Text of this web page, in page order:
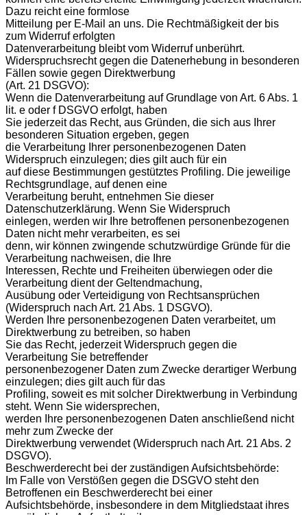
Dazu reicht eine formlose
Mitteilung per E-Mail an uns. Die Rechtmäßigkeit der bis
zum Widerruf erfolgten
Datenverarbeitung bleibt vom Widerruf unberührt.
Widerspruchsrecht gegen die Datenerhebung in besonderen
Fällen sowie gegen Direktwerbung
(Art. 21 DSGVO):
Wenn die Datenverarbeitung auf Grundlage von Art. 6 Abs. 1
lit. e oder f DSGVO erfolgt, haben
Sie jederzeit das Recht, aus Gründen, die sich aus Ihrer
besonderen Situation ergeben, gegen
die Verarbeitung Ihrer personenbezogenen Daten
Widerspruch einzulegen; dies gilt auch für ein
auf diese Bestimmungen gestütztes Profiling. Die jeweilige
Rechtsgrundlage, auf denen eine
Verarbeitung beruht, entnehmen Sie dieser
Datenschutzerklärung. Wenn Sie Widerspruch
einlegen, werden wir Ihre betroffenen personenbezogenen
Daten nicht mehr verarbeiten, es sei
denn, wir können zwingende schutzwürdige Gründe für die
Verarbeitung nachweisen, die Ihre
Interessen, Rechte und Freiheiten überwiegen oder die
Verarbeitung dient der Geltendmachung,
Ausübung oder Verteidigung von Rechtsansprüchen
(Widerspruch nach Art. 21 Abs. 1 DSGVO).
Werden Ihre personenbezogenen Daten verarbeitet, um
Direktwerbung zu betreiben, so haben
Sie das Recht, jederzeit Widerspruch gegen die
Verarbeitung Sie betreffender
personenbezogener Daten zum Zwecke derartiger Werbung
einzulegen; dies gilt auch für das
Profiling, soweit es mit solcher Direktwerbung in Verbindung
steht. Wenn Sie widersprechen,
werden Ihre personenbezogenen Daten anschließend nicht
mehr zum Zwecke der
Direktwerbung verwendet (Widerspruch nach Art. 21 Abs. 2
DSGVO).
Beschwerderecht bei der zuständigen Aufsichtsbehörde:
Im Falle von Verstößen gegen die DSGVO steht den
Betroffenen ein Beschwerderecht bei einer
Aufsichtsbehörde, insbesondere in dem Mitgliedstaat ihres